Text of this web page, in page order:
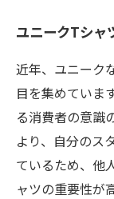
ユニークTシャ
近年、ユニーク
目を集めていま
る消費者の意識
より、自分のス
ているため、他
ャツの重要性が